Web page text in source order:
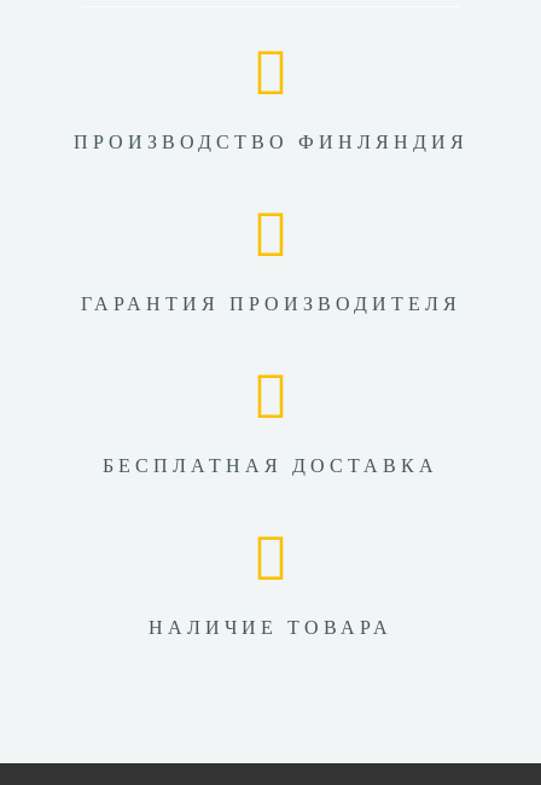
ПРОИЗВОДСТВО ФИНЛЯНДИЯ
ГАРАНТИЯ ПРОИЗВОДИТЕЛЯ
БЕСПЛАТНАЯ ДОСТАВКА
НАЛИЧИЕ ТОВАРА